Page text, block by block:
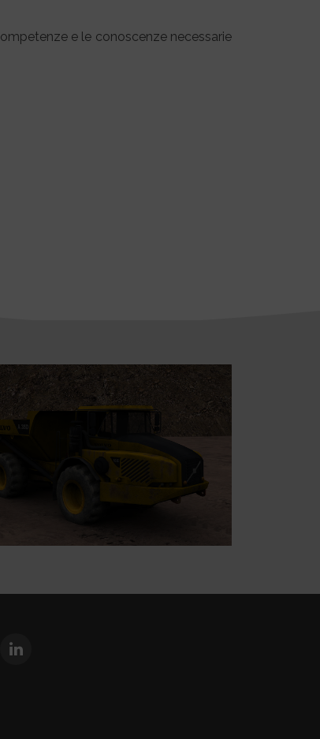
e le conoscenze necessarie